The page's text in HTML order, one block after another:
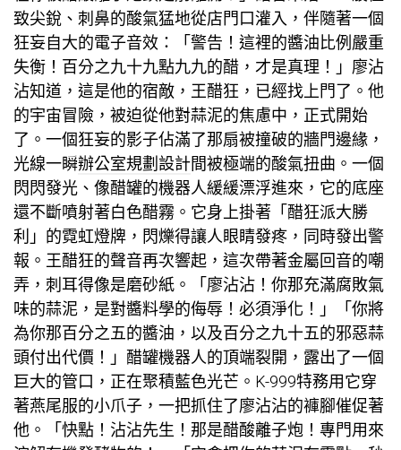
致尖銳、刺鼻的酸氣猛地從店門口灌入，伴隨著一個
狂妄自大的電子音效：「警告！這裡的醬油比例嚴重
失衡！百分之九十九點九九的醋，才是真理！」廖沾
沾知道，這是他的宿敵，王醋狂，已經找上門了。他
的宇宙冒險，被迫從他對蒜泥的焦慮中，正式開始
了。一個狂妄的影子佔滿了那扇被撞破的牆門邊緣，
光線一瞬辦公室規劃設計間被極端的酸氣扭曲。一個
閃閃發光、像醋罐的機器人緩緩漂浮進來，它的底座
還不斷噴射著白色醋霧。它身上掛著「醋狂派大勝
利」的霓虹燈牌，閃爍得讓人眼睛發疼，同時發出警
報。王醋狂的聲音再次響起，這次帶著金屬回音的嘲
弄，刺耳得像是磨砂紙。「廖沾沾！你那充滿腐敗氣
味的蒜泥，是對醬料學的侮辱！必須淨化！」「你將
為你那百分之五的醬油，以及百分之九十五的邪惡蒜
頭付出代價！」醋罐機器人的頂端裂開，露出了一個
巨大的管口，正在聚積藍色光芒。K-999特務用它穿
著燕尾服的小爪子，一把抓住了廖沾沾的褲腳催促著
他。「快點！沾沾先生！那是醋酸離子炮！專門用來